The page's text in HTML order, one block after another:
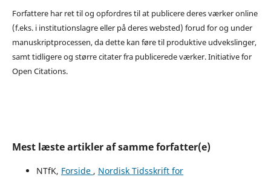
Forfattere har ret til og opfordres til at publicere deres værker online
(f.eks. i institutionslagre eller på deres websted) forud for og under
manuskriptprocessen, da dette kan føre til produktive udvekslinger,
samt tidligere og større citater fra publicerede værker. Initiative for
Open Citations.
Mest læste artikler af samme forfatter(e)
NTfK, Forside , Nordisk Tidsskrift for